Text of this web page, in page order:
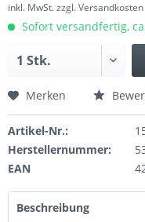
inkl. MwSt.zzgl. Versandkosten
Sofort versandfertig,
Merken
Artikel-Nr.:
Herstellernummer:
EAN
Beschreibung